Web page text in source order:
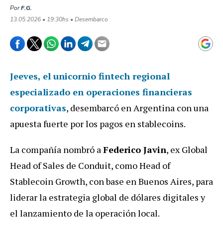
PorF.G.
13.05.2026 • 19:30hs • Desembarco
Jeeves, el unicornio fintech regional
especializado en operaciones financieras
corporativas, desembarcó en Argentina con una
apuesta fuerte por los pagos en stablecoins.
La compañía nombró aFederico Javin, ex Global
Head of Sales de Conduit, como Head of
Stablecoin Growth, con base en Buenos Aires, para
liderar la estrategia global de dólares digitales y
el lanzamiento de la operación local.